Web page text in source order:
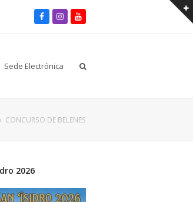
Facebook
Instagram
Youtube
Sede Electrónica
CONCURSO DE BELENES
2026